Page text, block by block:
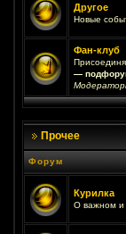
Другое
Новые
Фан-клуб
—
Прочее
Форум
Курилка
О важном и